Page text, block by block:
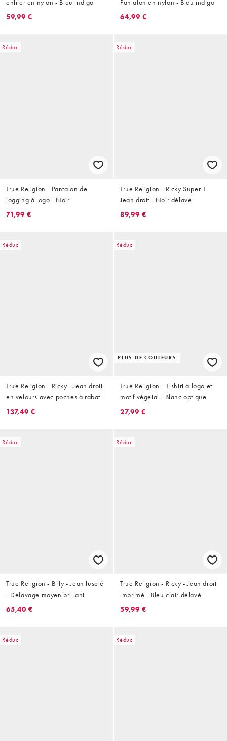
enfiler en nylon - Bleu indigo
59,99 €
Pantalon en nylon - Bleu indigo
64,99 €
Réduc
True Religion - Pantalon de
jogging à logo - Noir
71,99 €
Réduc
True Religion - Ricky Super T -
Jean droit - Noir délavé
89,99 €
Réduc
True Religion - Ricky - Jean droit
en velours avec poches à rabat -
Marron délavé
137,49 €
Réduc
PLUS DE COULEURS
True Religion - T-shirt à logo et
motif végétal - Blanc optique
27,99 €
Réduc
True Religion - Billy - Jean fuselé
- Délavage moyen brillant
65,40 €
Réduc
True Religion - Ricky - Jean droit
imprimé - Bleu clair délavé
59,99 €
Réduc Réduc